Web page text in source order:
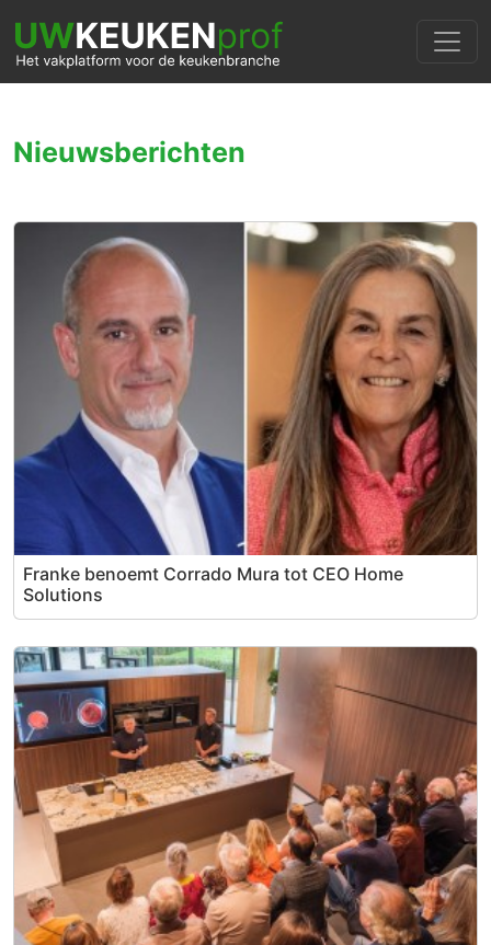
Nieuwsberichten
Franke benoemt Corrado Mura tot CEO Home
Solutions